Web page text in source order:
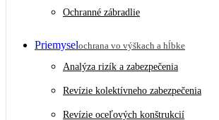
Ochranné zábradlie
Priemyselochrana vo výškach a hĺbke
Analýza rizík a zabezpečenia
Revízie kolektívneho zabezpečenia
Revízie oceľových konštrukcií